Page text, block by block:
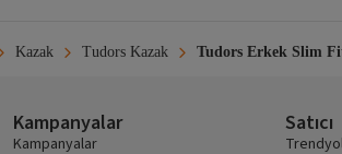
Kazak Tudors Kazak Tudors Erkek Slim
Kampanyalar
Kampanyalar
Satıcı